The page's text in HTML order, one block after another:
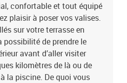
confortable et tout équipé
plaisir à poser vos valises.
sur votre terrasse en
possibilité de prendre le
avant d’aller visiter
kilomètres de là ou de
la piscine. De quoi vous